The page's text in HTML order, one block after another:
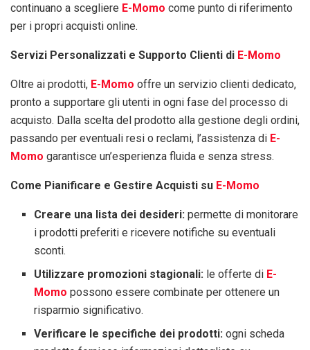
continuano a scegliere E-Momo come punto di riferimento
per i propri acquisti online.
Servizi Personalizzati e Supporto Clienti di E-Momo
Oltre ai prodotti, E-Momo offre un servizio clienti dedicato,
pronto a supportare gli utenti in ogni fase del processo di
acquisto. Dalla scelta del prodotto alla gestione degli ordini,
passando per eventuali resi o reclami, l’assistenza di E-
Momo garantisce un’esperienza fluida e senza stress.
Come Pianificare e Gestire Acquisti su E-Momo
Creare una lista dei desideri: permette di monitorare
i prodotti preferiti e ricevere notifiche su eventuali
sconti.
Utilizzare promozioni stagionali: le offerte di E-
Momo possono essere combinate per ottenere un
risparmio significativo.
Verificare le specifiche dei prodotti: ogni scheda